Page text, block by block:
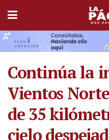
Continúa la
Vientos
de 35
cielo